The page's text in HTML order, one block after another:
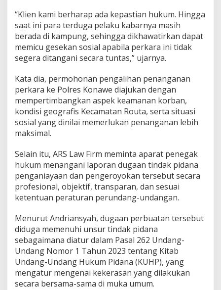
“Klien kami berharap ada kepastian hukum. Hingga
saat ini para terduga pelaku kabarnya masih
berada di kampung, sehingga dikhawatirkan dapat
memicu gesekan sosial apabila perkara ini tidak
segera ditangani secara tuntas,” ujarnya.
Kata dia, permohonan pengalihan penanganan
perkara ke Polres Konawe diajukan dengan
mempertimbangkan aspek keamanan korban,
kondisi geografis Kecamatan Routa, serta situasi
sosial yang dinilai memerlukan penanganan lebih
maksimal.
Selain itu, ARS Law Firm meminta aparat penegak
hukum menangani laporan dugaan tindak pidana
penganiayaan dan pengeroyokan tersebut secara
profesional, objektif, transparan, dan sesuai
ketentuan peraturan perundang-undangan.
Menurut Andriansyah, dugaan perbuatan tersebut
diduga memenuhi unsur tindak pidana
sebagaimana diatur dalam Pasal 262 Undang-
Undang Nomor 1 Tahun 2023 tentang Kitab
Undang-Undang Hukum Pidana (KUHP), yang
mengatur mengenai kekerasan yang dilakukan
secara bersama-sama di muka umum.